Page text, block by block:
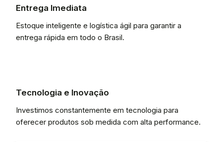
Entrega Imediata
Estoque inteligente e logística ágil para garantir a
entrega rápida em todo o Brasil.
Tecnologia e Inovação
Investimos constantemente em tecnologia para
oferecer produtos sob medida com alta performance.